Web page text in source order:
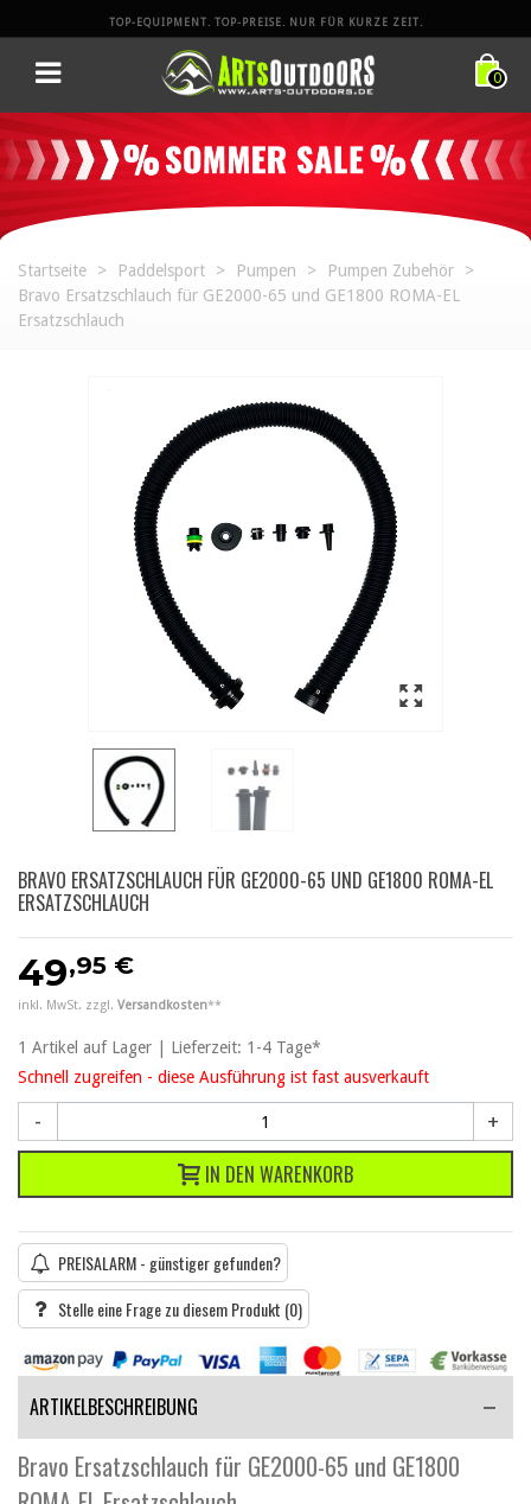
TOP-EQUIPMENT. TOP-PREISE. NUR FÜR KURZE ZEIT.
0
Startseite > Paddelsport > Pumpen > Pumpen Zubehör
>
Bravo Ersatzschlauch für GE2000-65 und GE1800 ROMA-EL
Ersatzschlauch
BRAVO ERSATZSCHLAUCH FÜR GE2000-65 UND GE1800 ROMA-EL
ERSATZSCHLAUCH
49,95 €
inkl. MwSt. zzgl. Versandkosten**
1 Artikel auf Lager | Lieferzeit: 1-4 Tage*
Schnell zugreifen - diese Ausführung ist fast ausverkauft
- +
IN DEN WARENKORB
PREISALARM - günstiger gefunden?
Stelle eine Frage zu diesem Produkt (0)
ARTIKELBESCHREIBUNG
Bravo Ersatzschlauch für GE2000-65 und GE1800